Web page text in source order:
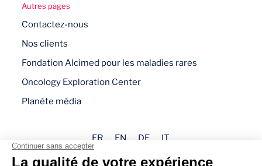
Autres pages
Contactez-nous
Nos clients
Fondation Alcimed pour les maladies rares
Oncology Exploration Center
Planète média
FR EN DE IT